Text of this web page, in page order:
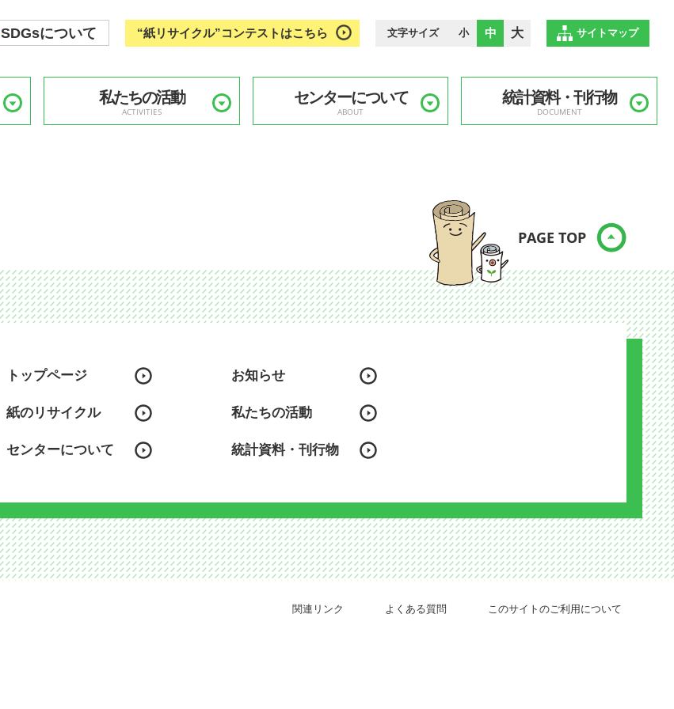
SDGsについて “紙リサイクル”コンテストはこちら 文字サイズ 小 中 大 サイトマップ
私たちの活動
ACTIVITIES
センターについて
ABOUT
統計資料・刊行物
DOCUMENT
PAGE TOP
トップページ お知らせ
紙のリサイクル 私たちの活動
センターについて 統計資料・刊行物
関連リンク よくある質問 このサイトのご利用について